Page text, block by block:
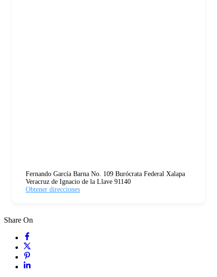
Fernando García Barna No. 109 Burócrata Federal Xalapa
Veracruz de Ignacio de la Llave 91140
Obtener direcciones
Share On